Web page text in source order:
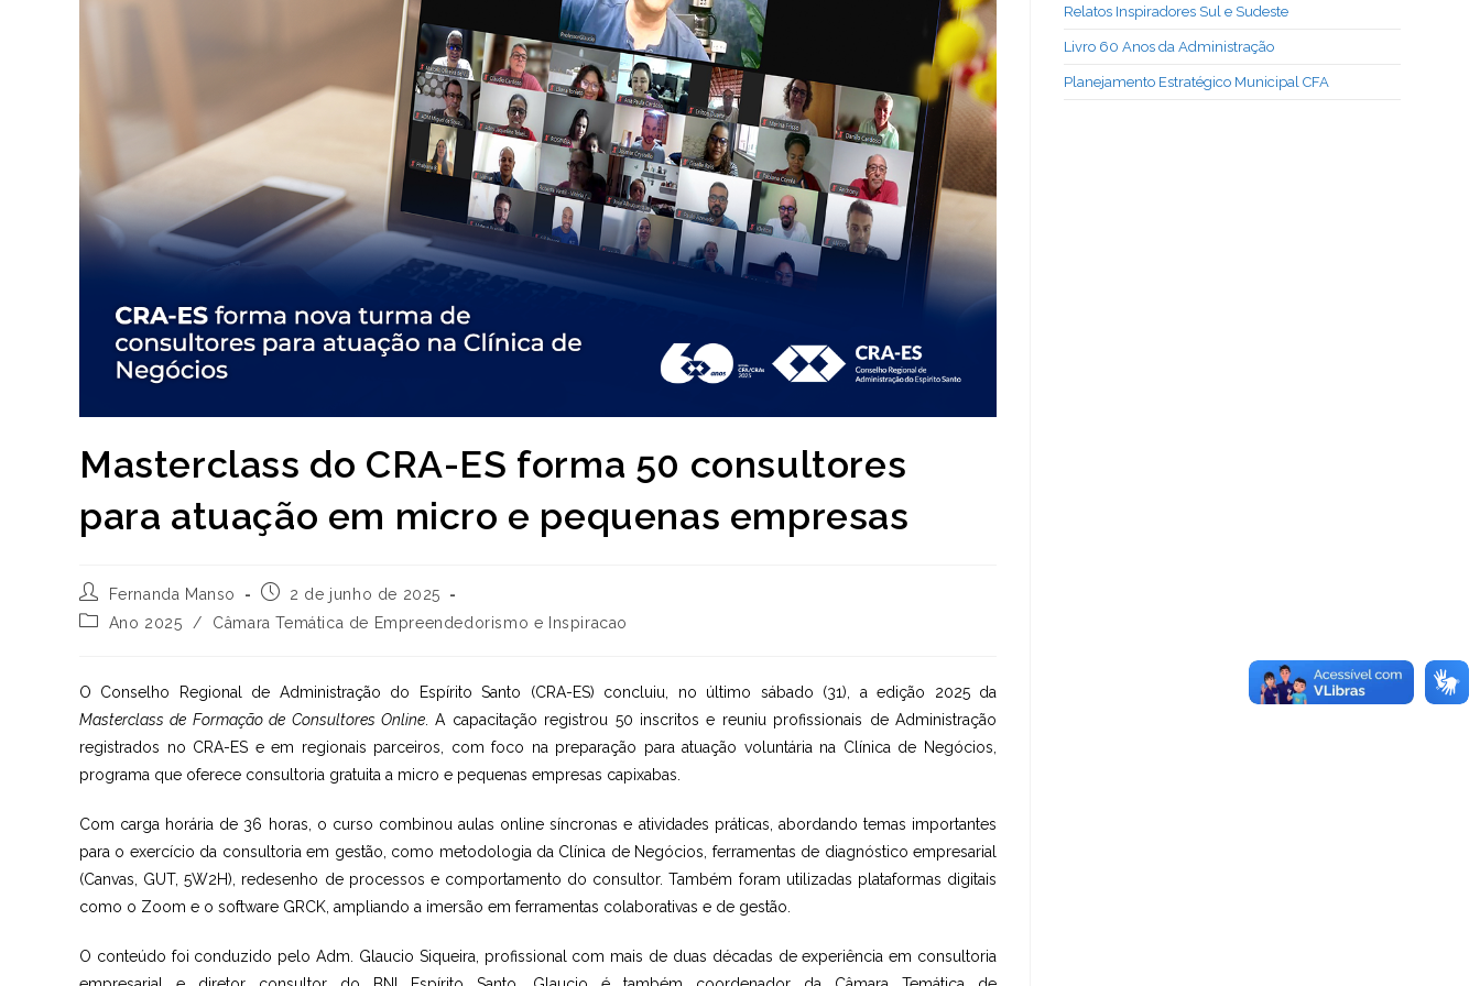
Masterclass do CRA-ES forma 50 consultores
para atuação em micro e pequenas empresas
Autor
do
post:
Fernanda Manso
Post
publicado:
2 de junho de 2025
Categoria
Ano 2025 / Câmara Temática de Empreendedorismo e Inspiracao
O Conselho Regional de Administração do Espírito Santo (CRA-ES) concluiu, no último sábado (31), a edição 2025 da
Masterclass de Formação de Consultores Online. A capacitação registrou 50 inscritos e reuniu profissionais de Administração
registrados no CRA-ES e em regionais parceiros, com foco na preparação para atuação voluntária na Clínica de Negócios,
programa que oferece consultoria gratuita a micro e pequenas empresas capixabas.
Com carga horária de 36 horas, o curso combinou aulas online síncronas e atividades práticas, abordando temas importantes
para o exercício da consultoria em gestão, como metodologia da Clínica de Negócios, ferramentas de diagnóstico empresarial
(Canvas, GUT, 5W2H), redesenho de processos e comportamento do consultor. Também foram utilizadas plataformas digitais
como o Zoom e o software GRCK, ampliando a imersão em ferramentas colaborativas e de gestão.
O conteúdo foi conduzido pelo Adm. Glaucio Siqueira, profissional com mais de duas décadas de experiência em consultoria
Relatos Inspiradores Sul e Sudeste
Livro 60 Anos da Administração
Planejamento Estratégico Municipal CFA